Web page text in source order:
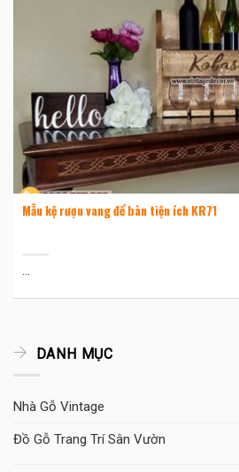
DANH MỤC
Nhà Gỗ Vintage
Đồ Gỗ Trang Trí Sân Vườn
Mẫu kệ rượu vang để bàn tiện ích KR71